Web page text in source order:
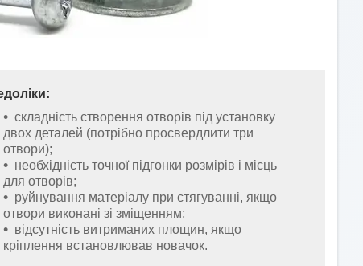
складність створення отворів під установку
двох деталей (потрібно просвердлити три
отвори);
необхідність точної підгонки розмірів і місць
для отворів;
руйнування матеріалу при стягуванні, якщо
отвори виконані зі зміщенням;
відсутність витриманих площин, якщо
кріплення встановлював новачок.